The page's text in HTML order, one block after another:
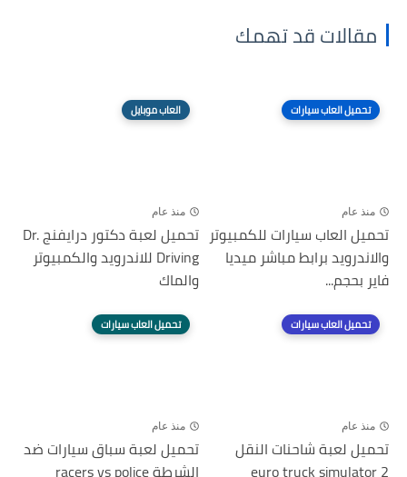
مقالات قد تهمك
تحميل العاب سيارات
منذ عام
تحميل العاب سيارات للكمبيوتر
والاندرويد برابط مباشر ميديا
فاير بحجم...
العاب موبايل
منذ عام
تحميل لعبة دكتور درايفنج Dr.
Driving للاندرويد والكمبيوتر
والماك
تحميل العاب سيارات
منذ عام
تحميل لعبة شاحنات النقل
euro truck simulator 2
تحميل العاب سيارات
منذ عام
تحميل لعبة سباق سيارات ضد
الشرطة racers vs police